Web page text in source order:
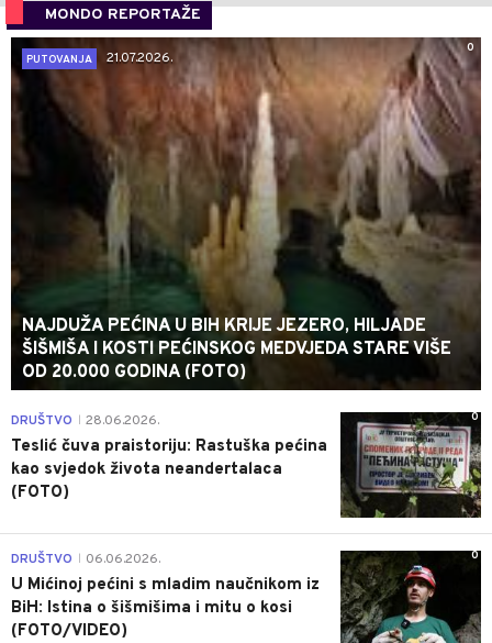
MONDO REPORTAŽE
0
PUTOVANJA
21.07.2026.
NAJDUŽA PEĆINA U BIH KRIJE JEZERO, HILJADE
ŠIŠMIŠA I KOSTI PEĆINSKOG MEDVJEDA STARE VIŠE
OD 20.000 GODINA (FOTO)
0
DRUŠTVO 28.06.2026.
Teslić čuva praistoriju: Rastuška pećina
kao svjedok života neandertalaca
(FOTO)
0
DRUŠTVO 06.06.2026.
U Mićinoj pećini s mladim naučnikom iz
BiH: Istina o šišmišima i mitu o kosi
(FOTO/VIDEO)